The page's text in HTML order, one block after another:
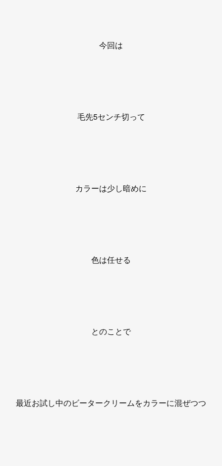
今回は
毛先5センチ切って
カラーは少し暗めに
色は任せる
とのことで
最近お試し中のビータークリームをカラーに混ぜつつ